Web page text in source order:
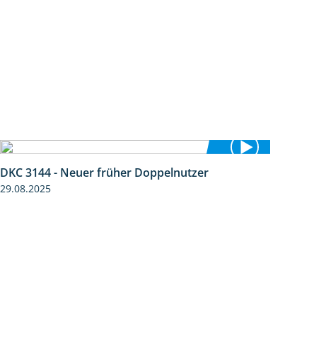
DKC 3144 - Neuer früher Doppelnutzer
29.08.2025